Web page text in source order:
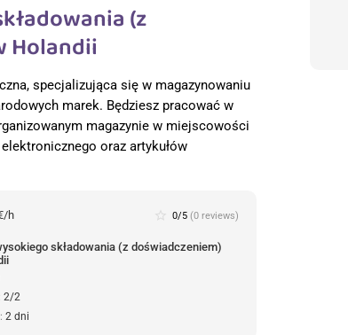
(z
Holandii
specjalizująca się w magazynowaniu
marek. Będziesz pracować w
magazynie w miejscowości
oraz artykułów
h star_border 0/5 (0 reviews)
składowania (z doświadczeniem)
2/2
2 dni